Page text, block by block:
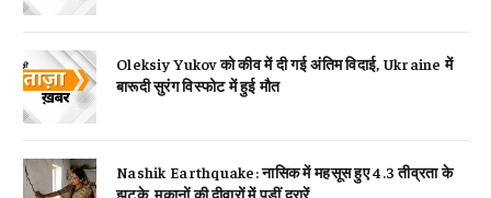
Oleksiy Yukov को कीव में दी गई अंतिम विदाई, Ukraine में
बारूदी सुरंग विस्फोट में हुई मौत
Nashik Earthquake: नासिक में महसूस हुए 4.3 तीव्रता के
झटके, मकानों की दीवारों में पड़ीं दरारें